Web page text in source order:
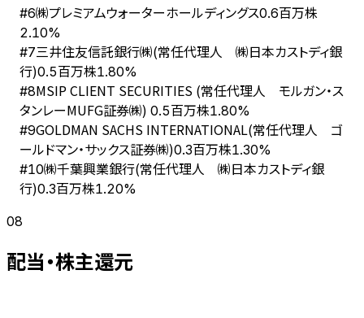
#6㈱プレミアムウォーターホールディングス0.6百万株
2.10%
#7三井住友信託銀行㈱(常任代理人 ㈱日本カストディ銀
行)0.5百万株1.80%
#8MSIP CLIENT SECURITIES (常任代理人 モルガン・ス
タンレーMUFG証券㈱) 0.5百万株1.80%
#9GOLDMAN SACHS INTERNATIONAL(常任代理人 ゴ
ールドマン・サックス証券㈱)0.3百万株1.30%
#10㈱千葉興業銀行(常任代理人 ㈱日本カストディ銀
行)0.3百万株1.20%
08
配当・株主還元